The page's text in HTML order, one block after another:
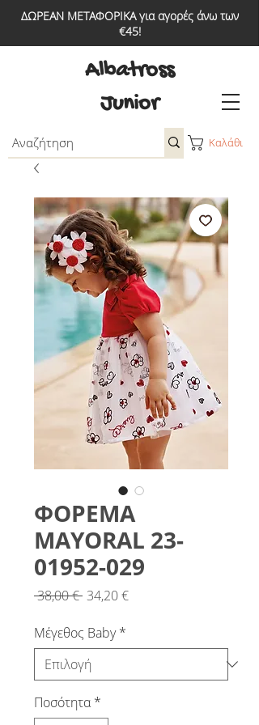
ΔΩΡΕΑΝ ΜΕΤΑΦΟΡΙΚΑ για αγορές άνω των
€45!
Καλάθι
Albatross
Junior
ΦΟΡΕΜΑ
MAYORAL 23-
01952-029
38,00 € Κανονική
34,20 €Τιμή
Μέγεθος Baby *
Ποσότητα *